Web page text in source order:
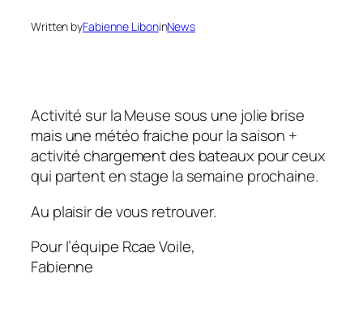
Written byFabienne LiboninNews
Activité sur la Meuse sous une jolie brise
mais une météo fraiche pour la saison +
activité chargement des bateaux pour ceux
qui partent en stage la semaine prochaine.
Au plaisir de vous retrouver.
Pour l’équipe Rcae Voile,
Fabienne